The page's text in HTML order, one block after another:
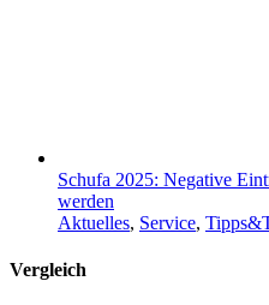
Schufa 2025: Negative
werden
Aktuelles, Service,
Vergleich